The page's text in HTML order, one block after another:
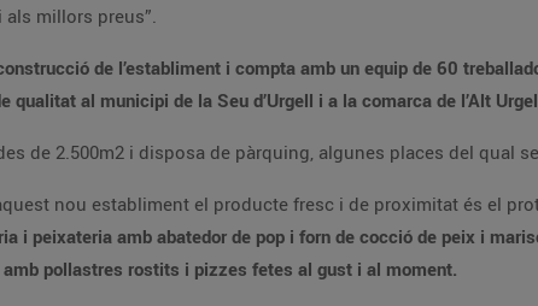
millors preus”.
de l’establiment i compta amb un equip de 60
qualitat al municipi de la Seu d’Urgell i a la comarca de l’Alt
de 2.500m2 i disposa de pàrquing, algunes places del qual
nou establiment el producte fresc i de proximitat és el
i peixateria amb abatedor de pop i forn de cocció de peix i
pollastres rostits i pizzes fetes al gust i al moment.